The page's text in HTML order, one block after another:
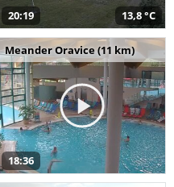
20:19 13,8 °C
Meander Oravice (11 km)
18:36